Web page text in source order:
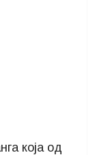
која од